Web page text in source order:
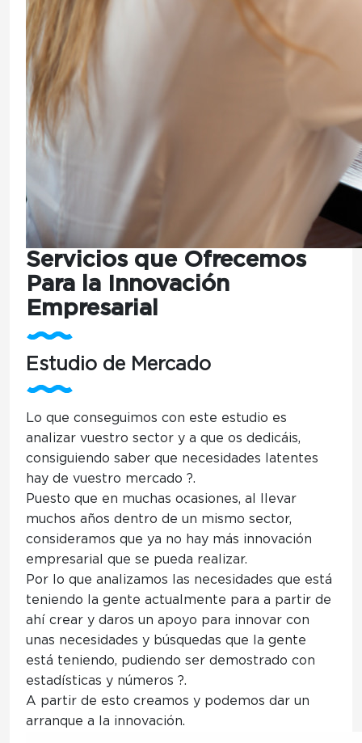
Servicios que Ofrecemos
Para la Innovación
Empresarial
Estudio de Mercado
Lo que conseguimos con este estudio es
analizar vuestro sector y a que os dedicáis,
consiguiendo saber que necesidades latentes
hay de vuestro mercado ?.
Puesto que en muchas ocasiones, al llevar
muchos años dentro de un mismo sector,
consideramos que ya no hay más innovación
empresarial que se pueda realizar.
Por lo que analizamos las necesidades que está
teniendo la gente actualmente para a partir de
ahí crear y daros un apoyo para innovar con
unas necesidades y búsquedas que la gente
está teniendo, pudiendo ser demostrado con
estadísticas y números ?.
A partir de esto creamos y podemos dar un
arranque a la innovación.